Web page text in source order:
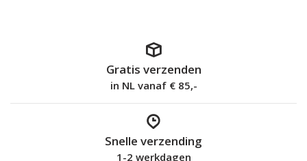
Gratis verzenden
in NL vanaf € 85,-
Snelle verzending
1-2 werkdagen